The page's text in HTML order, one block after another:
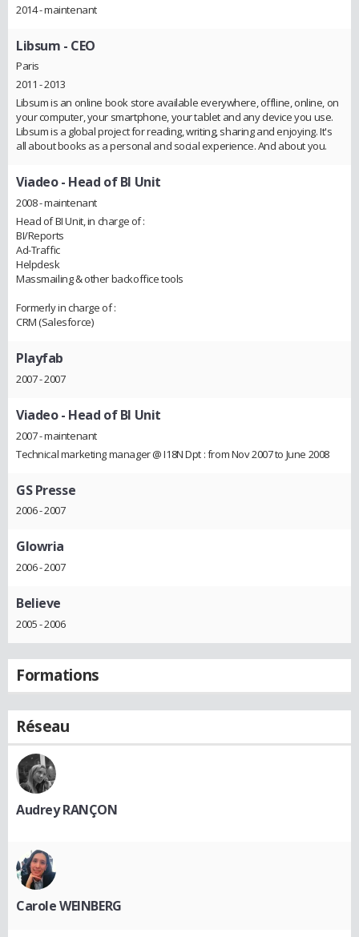
2014 - maintenant
Libsum - CEO
Paris
2011 - 2013
Libsum is an online book store available everywhere, offline, online, on
your computer, your smartphone, your tablet and any device you use.
Libsum is a global project for reading, writing, sharing and enjoying. It's
all about books as a personal and social experience. And about you.
Viadeo- Head of BI Unit
2008 - maintenant
Head of BI Unit, in charge of :
BI/Reports
Ad-Traffic
Helpdesk
Massmailing & other backoffice tools
Formerly in charge of :
CRM (Salesforce)
Playfab
2007 - 2007
Viadeo- Head of BI Unit
2007 - maintenant
Technical marketing manager @ I18N Dpt : from Nov 2007 to June 2008
GS Presse
2006 - 2007
Glowria
2006 - 2007
Believe
2005 - 2006
Formations
Réseau
Audrey RANÇON
Carole WEINBERG